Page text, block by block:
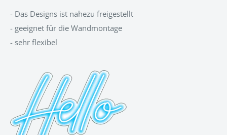
- Das Designs ist nahezu freigestellt
- geeignet für die Wandmontage
- sehr flexibel